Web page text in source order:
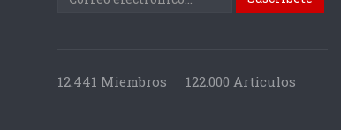
12.441 Miembros 122.000 Articulos